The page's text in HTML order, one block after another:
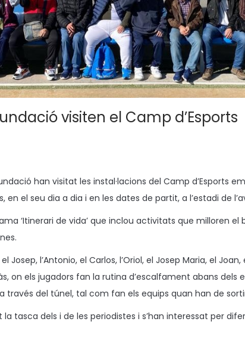
visiten el Camp d’Esports
han visitat les instal·lacions del Camp d’Esports
en el seu dia a dia i en les dates de partit, a l’estadi de
‘Itinerari de vida’ que inclou activitats que milloren el
el Josep, l’Antonio, el Carlos, l’Oriol, el Josep Maria, el
on els jugadors fan la rutina d’escalfament abans dels
través del túnel, tal com fan els equips quan han de
tasca dels i de les periodistes i s’han interessat per